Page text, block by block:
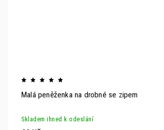
Malá peněženka na drobné se zipem
Skladem ihned k odeslání